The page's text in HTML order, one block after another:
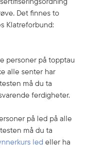
Det finnes to
Klatreforbund:
personer på topptau
alle senter har
må du ta
ferdigheter.
på led på alle
må du ta
led eller ha